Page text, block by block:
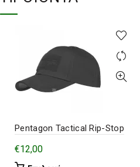
Pentagon Tactical Rip-Stop
€12,00